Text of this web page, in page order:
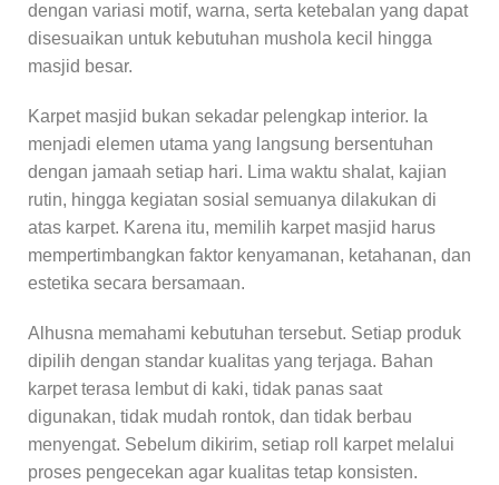
dengan variasi motif, warna, serta ketebalan yang dapat
disesuaikan untuk kebutuhan mushola kecil hingga
masjid besar.
Karpet masjid bukan sekadar pelengkap interior. Ia
menjadi elemen utama yang langsung bersentuhan
dengan jamaah setiap hari. Lima waktu shalat, kajian
rutin, hingga kegiatan sosial semuanya dilakukan di
atas karpet. Karena itu, memilih karpet masjid harus
mempertimbangkan faktor kenyamanan, ketahanan, dan
estetika secara bersamaan.
Alhusna memahami kebutuhan tersebut. Setiap produk
dipilih dengan standar kualitas yang terjaga. Bahan
karpet terasa lembut di kaki, tidak panas saat
digunakan, tidak mudah rontok, dan tidak berbau
menyengat. Sebelum dikirim, setiap roll karpet melalui
proses pengecekan agar kualitas tetap konsisten.